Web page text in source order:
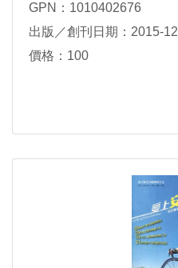
GPN：1010402676
出版／創刊日期：2015-12
價格：100